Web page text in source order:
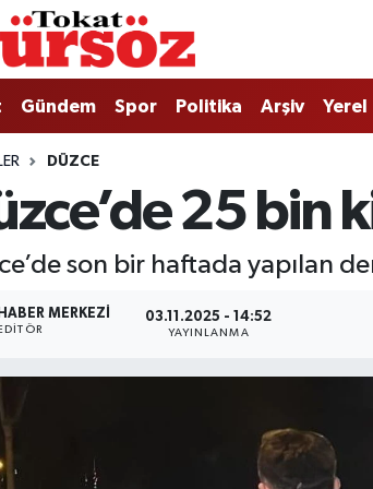
Gündem Spor Politika Arşiv Yerel
DÜZCE
25 bin
son bir haftada yapılan
HABER MERKEZI
EDITÖR
03.11.2025 - 14:52
YAYINLANMA
Vakitleri
Durumu ve Fikstür